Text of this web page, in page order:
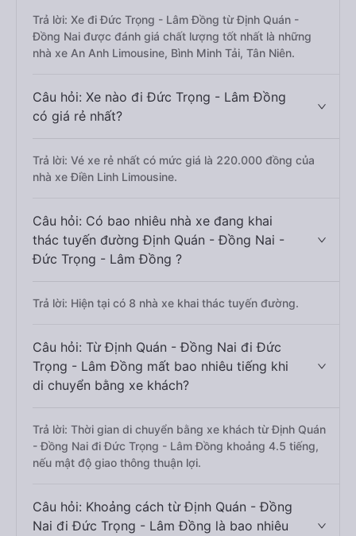
Trả lời: Xe đi Đức Trọng - Lâm Đồng từ Định Quán -
Đồng Nai được đánh giá chất lượng tốt nhất là những
nhà xe An Anh Limousine, Bình Minh Tải, Tân Niên.
Câu hỏi: Xe nào đi Đức Trọng - Lâm Đồng
có giá rẻ nhất?
Trả lời: Vé xe rẻ nhất có mức giá là 220.000 đồng của
nhà xe Điền Linh Limousine.
Câu hỏi: Có bao nhiêu nhà xe đang khai
thác tuyến đường Định Quán - Đồng Nai -
Đức Trọng - Lâm Đồng ?
Trả lời: Hiện tại có 8 nhà xe khai thác tuyến đường.
Câu hỏi: Từ Định Quán - Đồng Nai đi Đức
Trọng - Lâm Đồng mất bao nhiêu tiếng khi
di chuyển bằng xe khách?
Trả lời: Thời gian di chuyển bằng xe khách từ Định Quán
- Đồng Nai đi Đức Trọng - Lâm Đồng khoảng 4.5 tiếng,
nếu mật độ giao thông thuận lợi.
Câu hỏi: Khoảng cách từ Định Quán - Đồng
Nai đi Đức Trọng - Lâm Đồng là bao nhiêu